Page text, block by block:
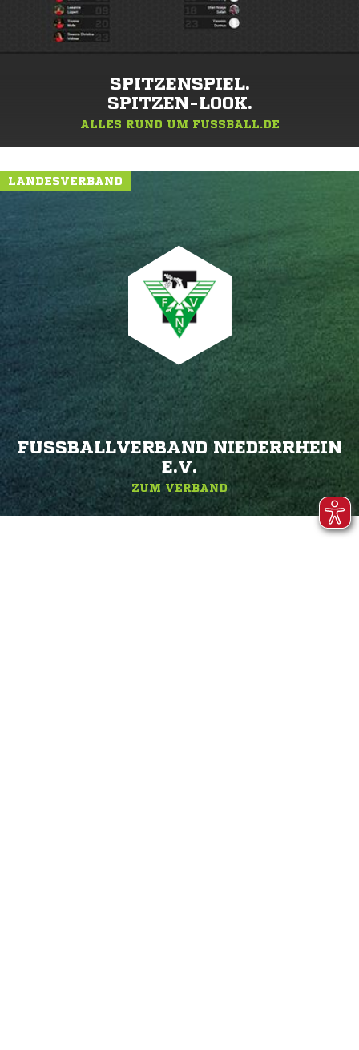
SPITZENSPIEL.
SPITZEN-LOOK.
ALLES RUND UM FUSSBALL.DE
LANDESVERBAND
FUSSBALLVERBAND NIEDERRHEIN E
.V.
ZUM VERBAND